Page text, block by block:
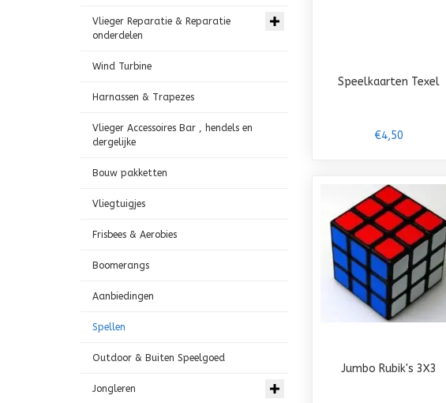
Speelkaarten Texel
€4,50
Jumbo Rubik's 3X3
Vlieger Reparatie & Reparatie
onderdelen
Wind Turbine
Harnassen & Trapezes
Vlieger Accessoires Bar , hendels en
dergelijke
Bouw pakketten
Vliegtuigjes
Frisbees & Aerobies
Boomerangs
Aanbiedingen
Spellen
Outdoor & Buiten Speelgoed
Jongleren